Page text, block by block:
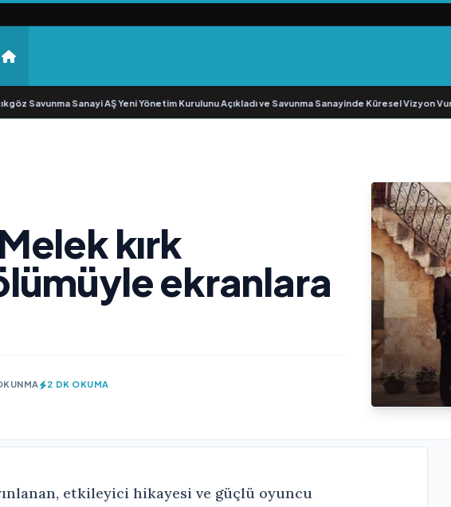
Savunma Sanayi AŞ Yeni Yönetim Kurulunu Açıkladı ve Savunma Sanayinde Küresel Vizyon
kırk
ekranlara
2 DK OKUMA
etkileyici hikayesi ve güçlü oyuncu